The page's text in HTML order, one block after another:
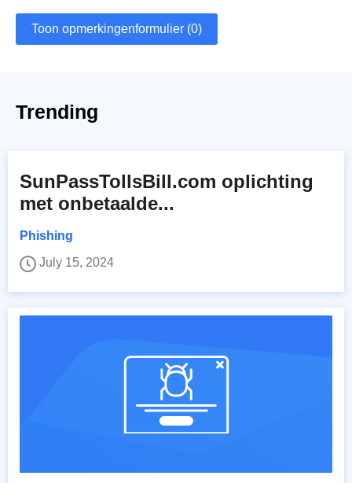
Toon opmerkingenformulier (0)
Trending
SunPassTollsBill.com oplichting
met onbetaalde...
Phishing
July 15, 2024